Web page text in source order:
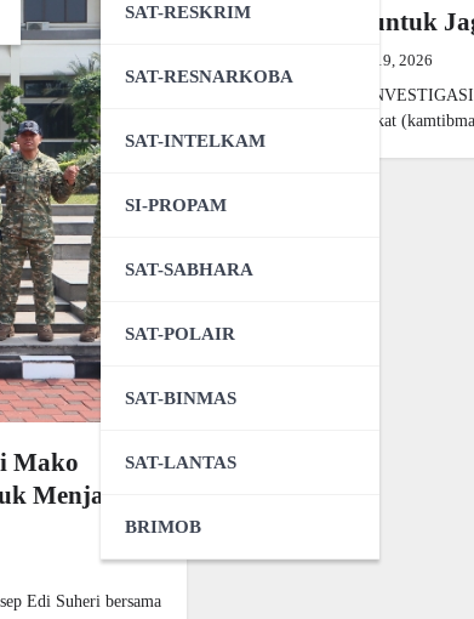
SAT-RESKRIM
SAT-RESNARKOBA
SAT-INTELKAM
SI-PROPAM
SAT-SABHARA
SAT-POLAIR
SAT-BINMAS
SAT-LANTAS
BRIMOB
Mako
Menjaga
Edi Suheri bersama
Gabungan untuk
Juni 19, 2026
BERITA POLRI
ketertiban masyarakat